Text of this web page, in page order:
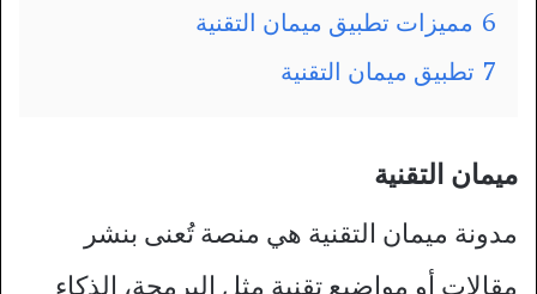
6 مميزات تطبيق ميمان التقنية
7 تطبيق ميمان التقنية
ميمان التقنية
مدونة ميمان التقنية هي منصة تُعنى بنشر
مقالات أو مواضيع تقنية مثل البرمجة، الذكاء